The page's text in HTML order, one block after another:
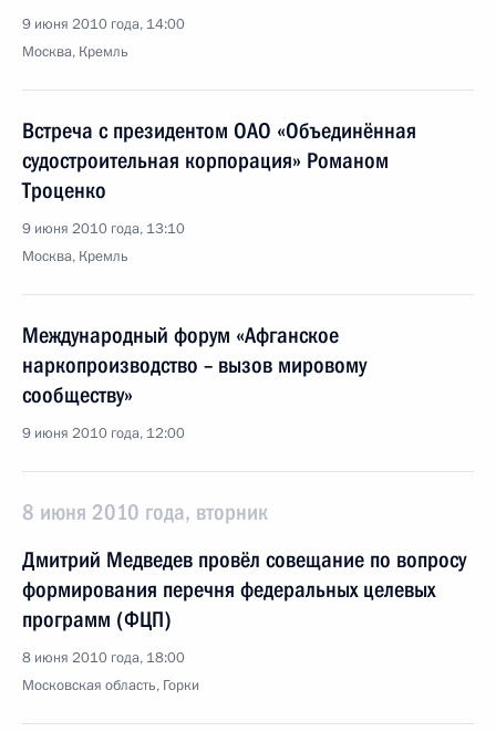
9 июня 2010 года, 14:00
Москва, Кремль
Встреча с президентом ОАО «Объединённая
судостроительная корпорация» Романом
Троценко
9 июня 2010 года, 13:10
Москва, Кремль
Международный форум «Афганское
наркопроизводство – вызов мировому
сообществу»
9 июня 2010 года, 12:00
8 июня 2010 года, вторник
Дмитрий Медведев провёл совещание по вопросу
формирования перечня федеральных целевых
программ (ФЦП)
8 июня 2010 года, 18:00
Московская область, Горки